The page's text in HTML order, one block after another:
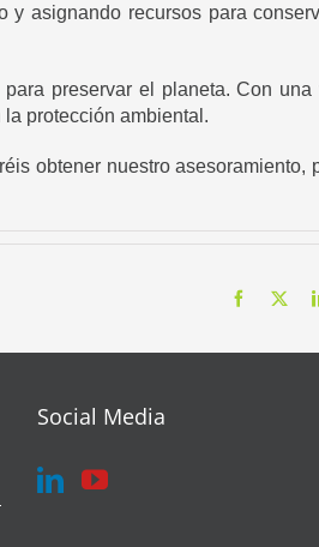
y asignando recursos para
preservar el planeta. Con una
protección ambiental.
obtener nuestro asesoramiento,
Facebook
Social Media